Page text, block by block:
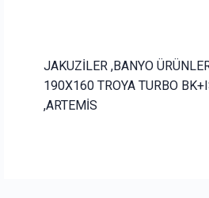
JAKUZİLER ,BANYO
190X160 TROYA TURBO
,ARTEMİS